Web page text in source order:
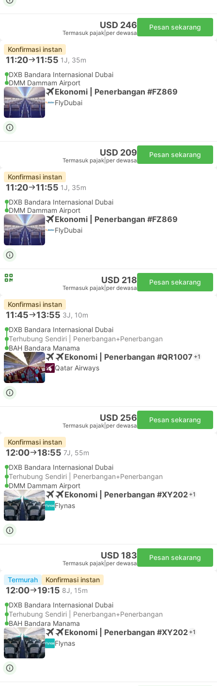
USD 246
Termasuk pajak per dewasa
Pesan sekarang
Konfirmasi instan
11:20 11:55 1J, 35m
DXB Bandara Internasional Dubai
DMM Dammam Airport
Ekonomi | Penerbangan #FZ869
FlyDubai
USD 209
Termasuk pajak per dewasa
Pesan sekarang
Konfirmasi instan
11:20 11:55 1J, 35m
DXB Bandara Internasional Dubai
DMM Dammam Airport
Ekonomi | Penerbangan #FZ869
FlyDubai
USD 218
Termasuk pajak per dewasa
Pesan sekarang
Konfirmasi instan
11:45 13:55 3J, 10m
DXB Bandara Internasional Dubai
Terhubung Sendiri | Penerbangan+Penerbangan
BAH Bandara Manama
Ekonomi | Penerbangan #QR1007 +1
Qatar Airways
USD 256
Termasuk pajak per dewasa
Pesan sekarang
Konfirmasi instan
12:00 18:55 7J, 55m
DXB Bandara Internasional Dubai
Terhubung Sendiri | Penerbangan+Penerbangan
DMM Dammam Airport
Ekonomi | Penerbangan #XY202 +1
Flynas
USD 183
Termasuk pajak per dewasa
Pesan sekarang
Termurah Konfirmasi instan
12:00 19:15 8J, 15m
DXB Bandara Internasional Dubai
Terhubung Sendiri | Penerbangan+Penerbangan
BAH Bandara Manama
Ekonomi | Penerbangan #XY202 +1
Flynas